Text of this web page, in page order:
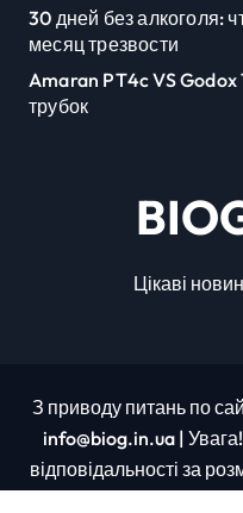
30 дней без алкоголя:
месяц трезвости
Amaran PT4c VS Godox
трубок
Цікаві
З приводу питань по
info@biog.in.ua |
відповідальності за